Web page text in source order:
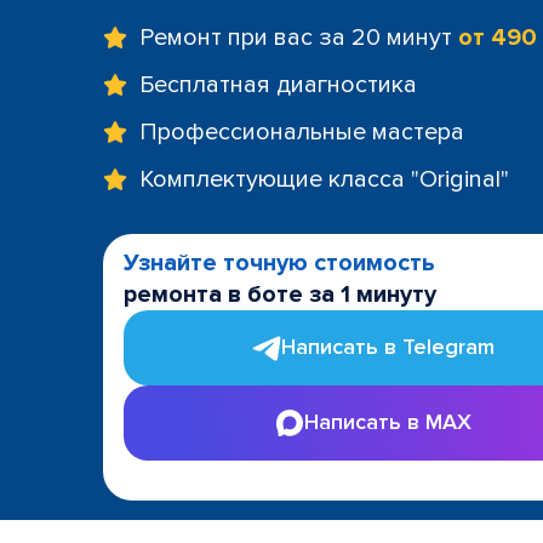
Ремонт при вас за 20 минут от
Бесплатная диагностика
Профессиональные мастера
Комплектующие класса "Original"
Узнайте точную стоимость
ремонта в боте за 1 минуту
Написать в Telegram
Написать в MAX